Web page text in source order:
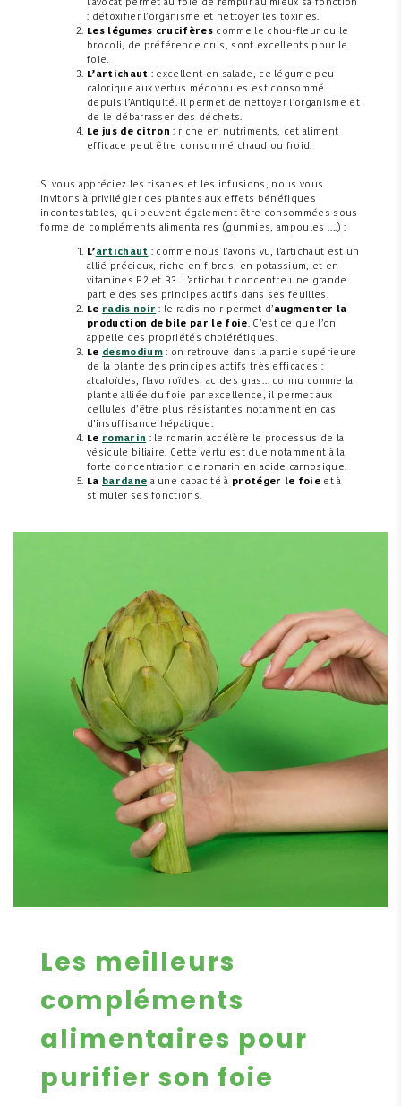
l’avocat permet au foie de remplir au mieux sa fonction
: détoxifier l’organisme et nettoyer les toxines.
Les légumes crucifères comme le chou-fleur ou le
brocoli, de préférence crus, sont excellents pour le
foie.
L’artichaut : excellent en salade, ce légume peu
calorique aux vertus méconnues est consommé
depuis l’Antiquité. Il permet de nettoyer l’organisme et
de le débarrasser des déchets.
Le jus de citron : riche en nutriments, cet aliment
efficace peut être consommé chaud ou froid.
Si vous appréciez les tisanes et les infusions, nous vous
invitons à privilégier ces plantes aux effets bénéfiques
incontestables, qui peuvent également être consommées sous
forme de compléments alimentaires (gummies, ampoules ….) :
L’artichaut : comme nous l’avons vu, l’artichaut est un
allié précieux, riche en fibres, en potassium, et en
vitamines B2 et B3. L’artichaut concentre une grande
partie des ses principes actifs dans ses feuilles.
Le radis noir : le radis noir permet d’augmenter la
production de bile par le foie. C’est ce que l’on
appelle des propriétés cholérétiques.
Le desmodium: on retrouve dans la partie supérieure
de la plante des principes actifs très efficaces :
alcaloïdes, flavonoïdes, acides gras… connu comme la
plante alliée du foie par excellence, il permet aux
cellules d’être plus résistantes notamment en cas
d’insuffisance hépatique.
Le romarin : le romarin accélère le processus de la
vésicule biliaire. Cette vertu est due notamment à la
forte concentration de romarin en acide carnosique.
La bardane a une capacité à protéger le foie et à
stimuler ses fonctions.
Les meilleurs
compléments
alimentaires pour
purifier son foie